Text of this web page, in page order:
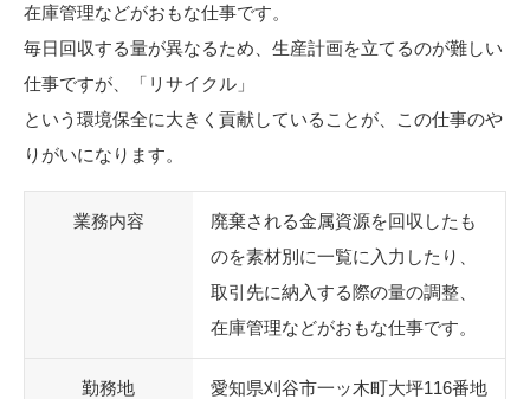
在庫管理などがおもな仕事です。
毎日回収する量が異なるため、生産計画を立てるのが難しい
仕事ですが、「リサイクル」
という環境保全に大きく貢献していることが、この仕事のや
りがいになります。
業務内容
廃棄される金属資源を回収したも
のを素材別に一覧に入力したり、
取引先に納入する際の量の調整、
在庫管理などがおもな仕事です。
勤務地 愛知県刈谷市一ッ木町大坪116番地